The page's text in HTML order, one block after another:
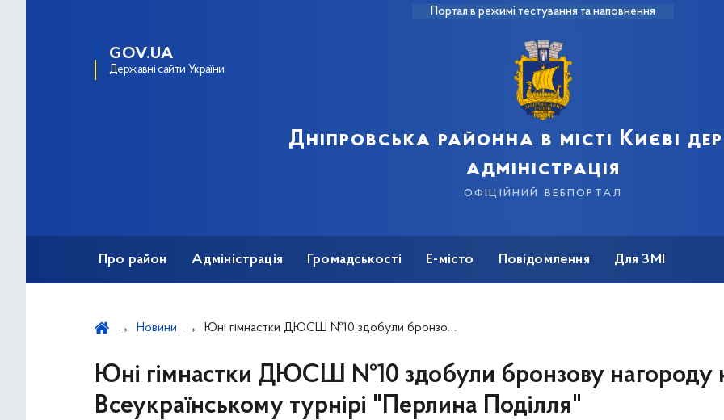
Портал в режимі тестування та наповнення
GOV.UA
Державні сайти України
Дніпровська районна в місті Києві
адміністрація
офіційний вебпортал
Про район Адміністрація Громадськості Е-місто Повідомлення Для ЗМІ
Новини Юні гімнастки ДЮСШ №10 здобули бронзову нагороду на Всеукраїнському турнірі "Перлина Поділля"
Юні гімнастки ДЮСШ №10 здобули бронзову нагороду
Всеукраїнському турнірі "Перлина Поділля"